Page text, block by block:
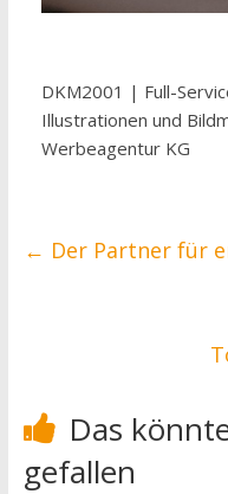
DKM2001 | Full-
Illustrationen und
Werbeagentur KG
← Der Partner für
Das
gefallen